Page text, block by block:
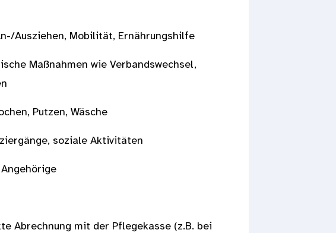
Ausziehen, Mobilität, Ernährungshilfe
Maßnahmen wie Verbandswechsel,
Putzen, Wäsche
soziale Aktivitäten
Abrechnung mit der Pflegekasse (z.B. bei